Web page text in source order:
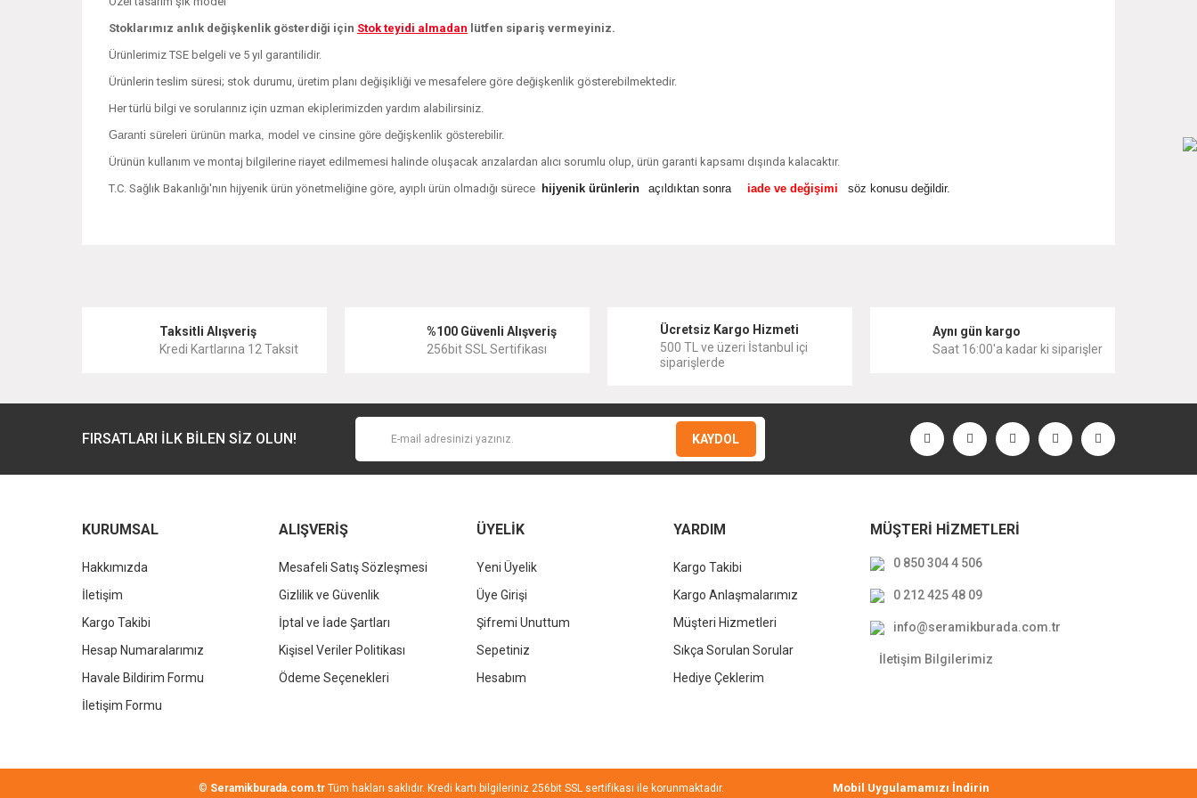
Stoklarımız anlık değişkenlik gösterdiği için Stok teyidi almadan lütfen sipariş vermeyiniz.
Ürünlerimiz TSE belgeli ve 5 yıl garantilidir.
Ürünlerin teslim süresi; stok durumu, üretim planı değişikliği ve mesafelere göre değişkenlik gösterebilmektedir.
Her türlü bilgi ve sorularınız için uzman ekiplerimizden yardım alabilirsiniz.
Garanti süreleri ürünün marka, model ve cinsine göre değişkenlik gösterebilir.
Ürünün kullanım ve montaj bilgilerine riayet edilmemesi halinde oluşacak arızalardan alıcı sorumlu olup, ürün garanti kapsamı dışında kalacaktır.
T.C. Sağlık Bakanlığı'nın hijyenik ürün yönetmeliğine göre, ayıplı ürün olmadığı sürece hijyenik ürünlerin açıldıktan sonra iade ve değişimi söz konusu değildir.
Ürün resmi kalitesiz, bozuk veya görüntülenemiyor.
Ürün fiyatı diğer sitelerden daha pahalı.
Taksitli Alışveriş
Kredi Kartlarına 12 Taksit
%100 Güvenli Alışveriş
256bit SSL Sertifikası
Ücretsiz Kargo Hizmeti
500 TL ve üzeri İstanbul içi
siparişlerde
Aynı gün kargo
Saat 16:00'a kadar ki siparişler
FIRSATLARI İLK BİLEN SİZ OLUN! KAYDOL
KURUMSAL
Hakkımızda
İletişim
Kargo Takibi
Hesap Numaralarımız
Havale Bildirim Formu
İletişim Formu
ALIŞVERİŞ
Mesafeli Satış Sözleşmesi
Gizlilik ve Güvenlik
İptal ve İade Şartları
Kişisel Veriler Politikası
Ödeme Seçenekleri
ÜYELİK
Yeni Üyelik
Üye Girişi
Şifremi Unuttum
Sepetiniz
Hesabım
YARDIM
Kargo Takibi
Kargo Anlaşmalarımız
Müşteri Hizmetleri
Sıkça Sorulan Sorular
Hediye Çeklerim
MÜŞTERİ HİZMETLERİ
0 850 304 4 506
0 212 425 48 09
info@seramikburada.com.tr
İletişim Bilgilerimiz
© Seramikburada.com.tr Tüm hakları saklıdır. Kredi kartı bilgileriniz 256bit SSL sertifikası ile korunmaktadır. Mobil Uygulamamızı İndirin